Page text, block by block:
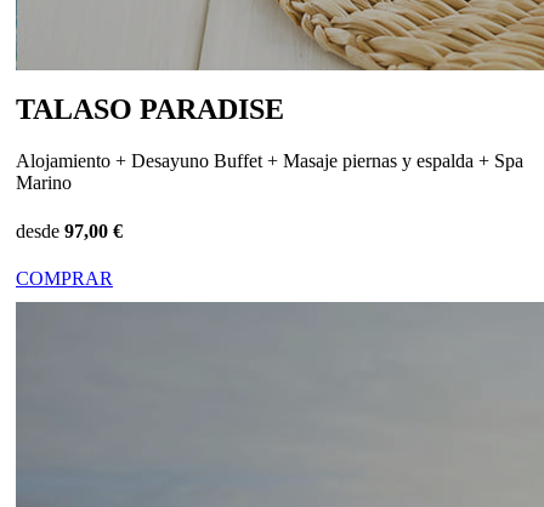
TALASO PARADISE
Alojamiento + Desayuno Buffet + Masaje piernas y espalda + Spa
Marino
desde 97,00 €
COMPRAR